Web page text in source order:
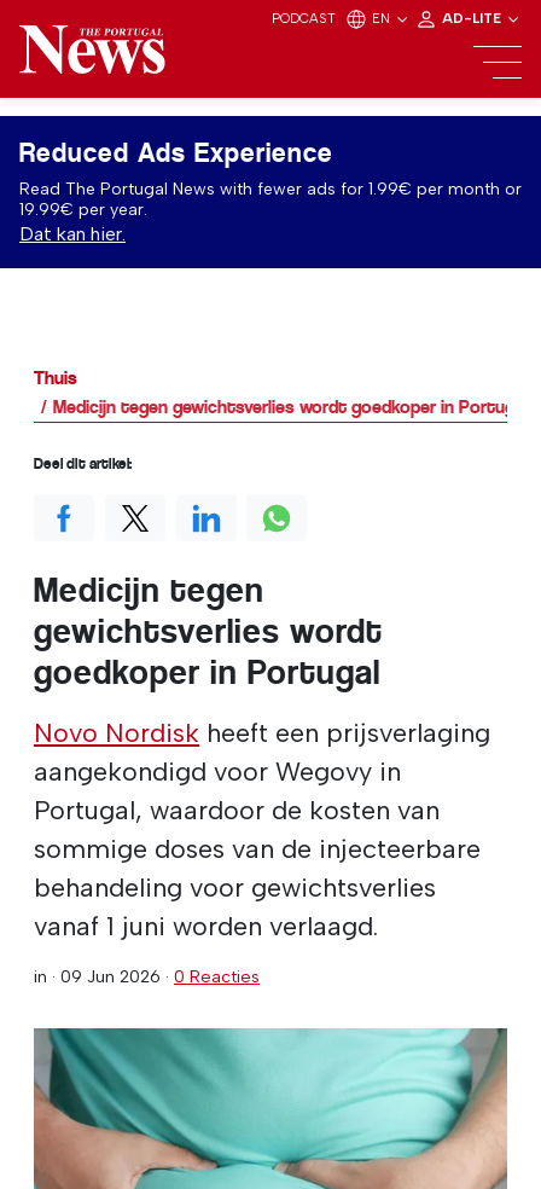
PODCAST EN AD-LITE
Reduced Ads Experience
Read The Portugal News with fewer ads for 1.99€ per month or
19.99€ per year.
Dat kan hier.
Thuis
Medicijn tegen gewichtsverlies wordt goedkoper in Portugal
Medicijn tegen
gewichtsverlies wordt
goedkoper in Portugal
Novo Nordisk heeft een prijsverlaging
aangekondigd voor Wegovy in
Portugal, waardoor de kosten van
sommige doses van de injecteerbare
behandeling voor gewichtsverlies
vanaf 1 juni worden verlaagd.
in · 09 Jun 2026 · 0 Reacties
Deel dit artikel: